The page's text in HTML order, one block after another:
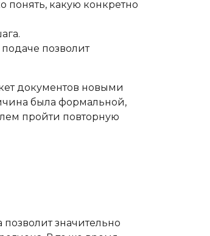
понять, какую конкретно
позволит
документов новыми
была формальной,
пройти повторную
позволит значительно